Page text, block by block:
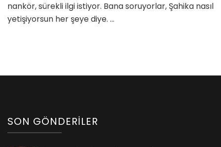
nankör, sürekli ilgi istiyor. Bana soruyorlar, Şahika nasıl
yetişiyorsun her şeye diye. …
SON GÖNDERILER